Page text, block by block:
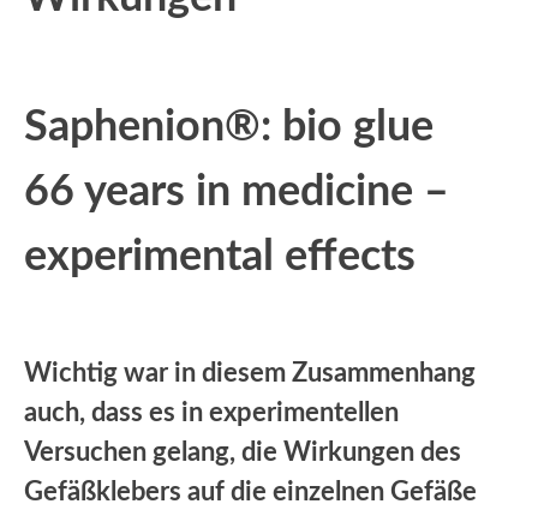
Saphenion®: bio glue
66 years in medicine –
experimental effects
Wichtig war in diesem Zusammenhang
auch, dass es in experimentellen
Versuchen gelang, die Wirkungen des
Gefäßklebers auf die einzelnen Gefäße